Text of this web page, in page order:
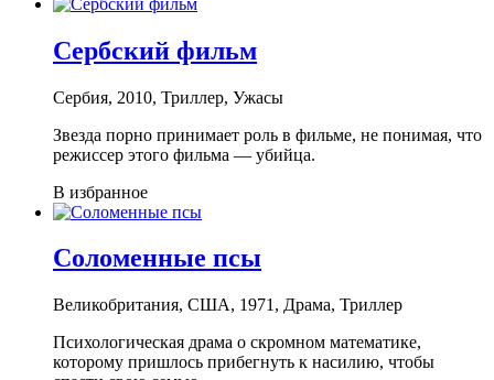
Сербский фильм
Сербия, 2010, Триллер, Ужасы
Звезда порно принимает роль в фильме, не понимая, что
режиссер этого фильма — убийца.
В избранное
Соломенные псы
Великобритания, США, 1971, Драма, Триллер
Психологическая драма о скромном математике,
которому пришлось прибегнуть к насилию, чтобы